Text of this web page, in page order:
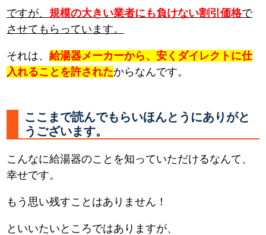
ですが、 規模の大きい業者にも負けない割引価格で
させてもらっています。
それは、給湯器メーカーから、安くダイレクトに仕
入れることを許されたからなんです。
ここまで読んでもらいほんとうにありがと
うございます。
こんなに給湯器のことを知っていただけるなんて、
幸せです。
もう思い残すことはありません！
といいたいところではありますが、